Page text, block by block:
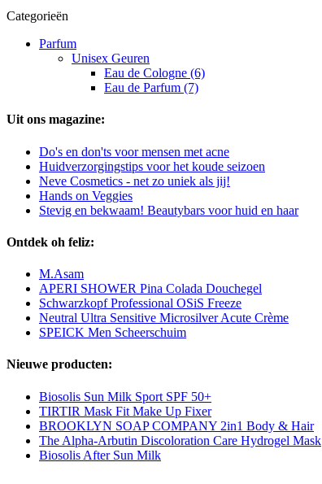
Categorieën
Parfum
Unisex Geuren
Eau de Cologne (6)
Eau de Parfum (7)
Uit ons magazine:
Do's en don'ts voor mensen met acne
Huidverzorgingstips voor het koude seizoen
Neve Cosmetics - net zo uniek als jij!
Hands on Veggies
Stevig en bekwaam! Beautybars voor huid en haar
Ontdek oh feliz:
M.Asam
APERI SHOWER Pina Colada Douchegel
Schwarzkopf Professional OSiS Freeze
Neutral Ultra Sensitive Microsilver Acute Crème
SPEICK Men Scheerschuim
Nieuwe producten:
Biosolis Sun Milk Sport SPF 50+
TIRTIR Mask Fit Make Up Fixer
BROOKLYN SOAP COMPANY 2in1 Body & Hair
The Alpha-Arbutin Discoloration Care Hydrogel Mask
Biosolis After Sun Milk